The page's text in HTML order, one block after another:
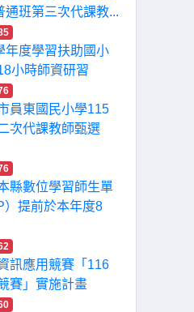
通班第三次代課教...
年度學習扶助國小
小時師資研習
員東國民小學115
次代課教師甄選
縣數位學習師生單
）提前於本年度8
訊應用競賽「116
賽」實施計畫